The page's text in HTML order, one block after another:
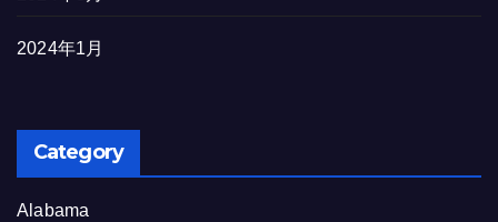
2024年1月
Category
Alabama